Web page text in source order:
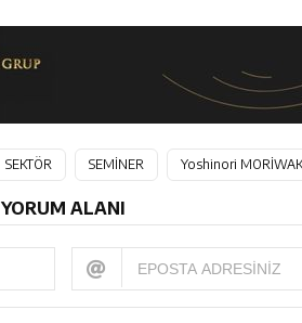
SEKTÖR SEMİNER Yoshinori
YORUM ALANI